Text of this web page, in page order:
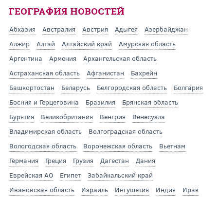
ГЕОГРАФИЯ НОВОСТЕЙ
Абхазия Австралия Австрия Адыгея
Азербайджан
Алжир
Алтай Алтайский край
Амурская область
Аргентина
Армения
Архангельская область
Астраханская область
Афганистан
Бахрейн
Башкортостан
Беларусь Белгородская область
Болгария
Босния и Герцеговина
Бразилия
Брянская область
Бурятия
Великобритания Венгрия
Венесуэла
Владимирская область
Волгоградская область
Вологодская область
Воронежская область
Вьетнам
Германия
Греция Грузия Дагестан
Дания
Еврейская АО
Египет
Забайкальский край
Ивановская область
Израиль Ингушетия Индия
Ирак